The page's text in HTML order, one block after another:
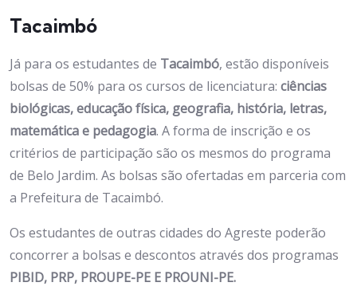
Tacaimbó
Já para os estudantes de Tacaimbó, estão disponíveis
bolsas de 50% para os cursos de licenciatura: ciências
biológicas, educação física, geografia, história, letras,
matemática e pedagogia. A forma de inscrição e os
critérios de participação são os mesmos do programa
de Belo Jardim. As bolsas são ofertadas em parceria com
a Prefeitura de Tacaimbó.
Os estudantes de outras cidades do Agreste poderão
concorrer a bolsas e descontos através dos programas
PIBID, PRP, PROUPE-PE E PROUNI-PE.